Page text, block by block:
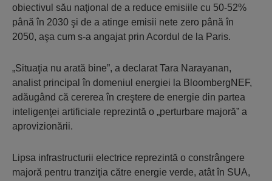
obiectivul său naţional de a reduce emisiile cu 50-52%
până în 2030 şi de a atinge emisii nete zero până în
2050, aşa cum s-a angajat prin Acordul de la Paris.
„Situaţia nu arată bine”, a declarat Tara Narayanan,
analist principal în domeniul energiei la BloombergNEF,
adăugând că cererea în creştere de energie din partea
inteligenţei artificiale reprezintă o „perturbare majoră” a
aprovizionării.
Lipsa infrastructurii electrice reprezintă o constrângere
majoră pentru tranziţia către energie verde, atât în SUA,